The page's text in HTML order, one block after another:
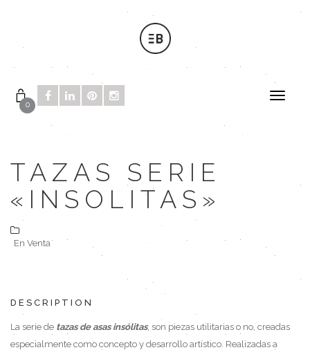
0
TAZAS SERIE
«INSOLITAS»
En Venta
DESCRIPTION
La serie de tazas de asas insólitas, son piezas utilitarias o no, creadas
especialmente como concepto y desarrollo artístico. Realizadas a